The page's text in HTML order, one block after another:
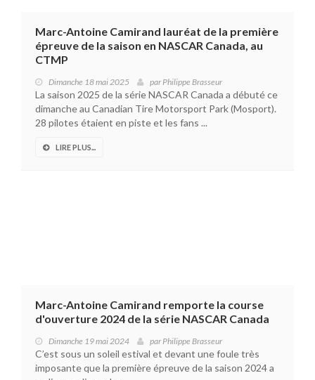
Marc-Antoine Camirand lauréat de la première
épreuve de la saison en NASCAR Canada, au
CTMP
Dimanche 18 mai 2025 parPhilippe Brasseur
La saison 2025 de la série NASCAR Canada a débuté ce
dimanche au Canadian Tire Motorsport Park (Mosport).
28 pilotes étaient en piste et les fans ...
LIRE PLUS...
Marc-Antoine Camirand remporte la course
d'ouverture 2024 de la série NASCAR Canada
Dimanche 19 mai 2024 parPhilippe Brasseur
C’est sous un soleil estival et devant une foule très
imposante que la première épreuve de la saison 2024 a